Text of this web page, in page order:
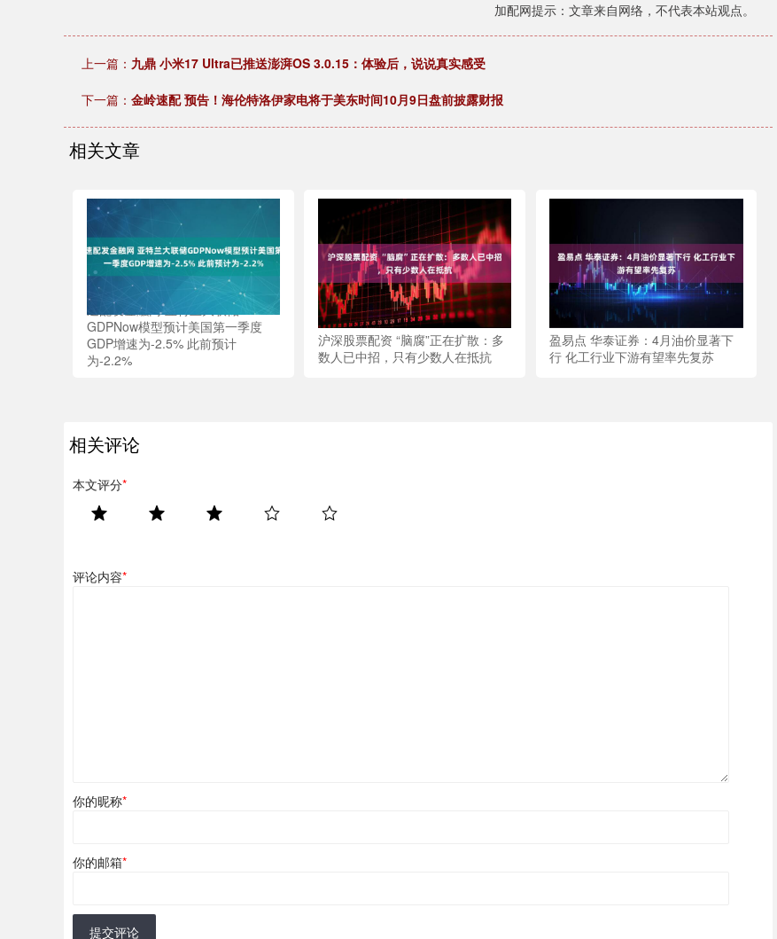
加配网提示：文章来自网络，不代表本站观点。
上一篇： 九鼎 小米17 Ultra已推送澎湃OS 3.0.15：体验后，说说真实感受
下一篇： 金岭速配 预告！海伦特洛伊家电将于美东时间10月9日盘前披露财报
相关文章
速配发金融网 亚特兰大联储
GDPNow模型预计美国第一季度
GDP增速为-2.5% 此前预计
为-2.2%
沪深股票配资 “脑腐”正在扩散：多
数人已中招，只有少数人在抵抗
盈易点 华泰证券：4月油价显著下
行 化工行业下游有望率先复苏
相关评论
本文评分*
评论内容*
你的昵称*
你的邮箱*
提交评论